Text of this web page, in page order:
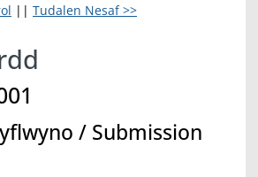
|| Tudalen Nesaf >>
/ Submission